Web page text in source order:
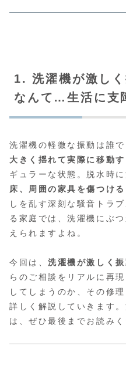
1. 洗濯機が激し
なんて…生活に支
洗濯機の軽微な振動は誰
大きく揺れて実際に移動
ギュラーな状態。脱水時
床、周囲の家具を傷つける
しを乱す深刻な騒音トラ
る家庭では、洗濯機にぶ
えられますよね。
今回は、洗濯機が激しく
らのご相談をリアルに再
してしまうのか、その修
詳しく解説していきます
は、ぜひ最後までお読みく